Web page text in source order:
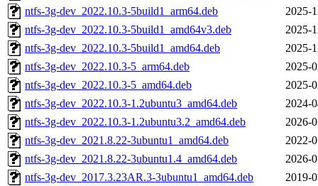
ntfs-3g-dev_2022.10.3-5build1_arm64.deb
2025-
ntfs-3g-dev_2022.10.3-5build1_amd64v3.deb
2025-
ntfs-3g-dev_2022.10.3-5build1_amd64.deb
2025-
ntfs-3g-dev_2022.10.3-5_arm64.deb
2025-
ntfs-3g-dev_2022.10.3-5_amd64.deb
2025-
ntfs-3g-dev_2022.10.3-1.2ubuntu3_amd64.deb
2024-
ntfs-3g-dev_2022.10.3-1.2ubuntu3.2_amd64.deb
2026-
ntfs-3g-dev_2021.8.22-3ubuntu1_amd64.deb
2022-
ntfs-3g-dev_2021.8.22-3ubuntu1.4_amd64.deb
2026-
ntfs-3g-dev_2017.3.23AR.3-3ubuntu1_amd64.deb
2019-